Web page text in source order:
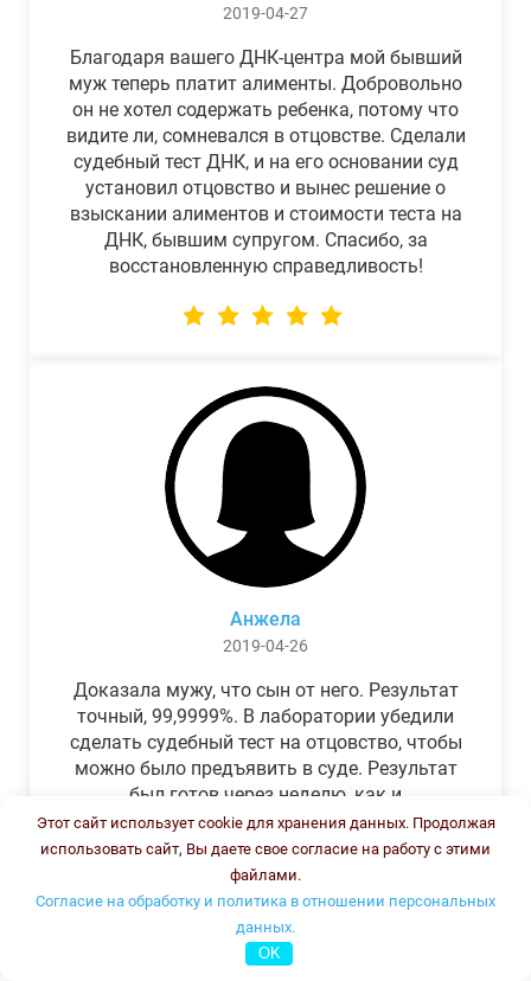
2019-04-27
Благодаря вашего ДНК-центра мой бывший
муж теперь платит алименты. Добровольно
он не хотел содержать ребенка, потому что
видите ли, сомневался в отцовстве. Сделали
судебный тест ДНК, и на его основании суд
установил отцовство и вынес решение о
взыскании алиментов и стоимости теста на
ДНК, бывшим супругом. Спасибо, за
восстановленную справедливость!
Анжела
2019-04-26
Доказала мужу, что сын от него. Результат
точный, 99,9999%. В лаборатории убедили
сделать судебный тест на отцовство, чтобы
можно было предъявить в суде. Результат
был готов через неделю, как и
обещали.Теперь муж бегает и извиняется.
Этот сайт использует cookie для хранения данных. Продолжая
использовать сайт, Вы даете свое согласие на работу с этими
файлами.
Согласие на обработку и политика в отношении персональных
данных.
OK